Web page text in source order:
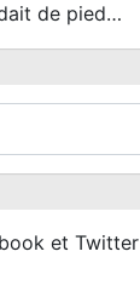
de pied…
et Twitter